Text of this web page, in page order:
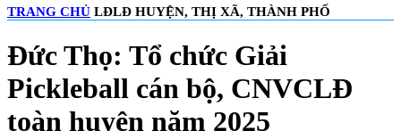
TRANG CHỦ LĐLĐ HUYỆN, THỊ XÃ, THÀNH PHỐ
Đức Thọ: Tổ chức Giải
Pickleball cán bộ, CNVCLĐ
toàn huyện năm 2025